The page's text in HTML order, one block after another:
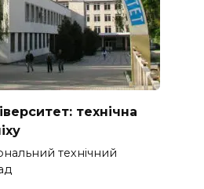
технічна
технічний